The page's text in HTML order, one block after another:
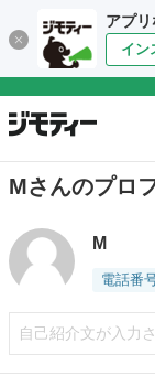
アプ
イン
Mさんのプロ
M
電話番
自己紹介文が入力